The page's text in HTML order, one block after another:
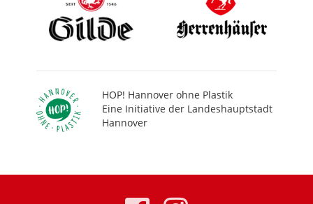
HOP! Hannover ohne Plastik
Eine Initiative der Landeshauptstadt
Hannover